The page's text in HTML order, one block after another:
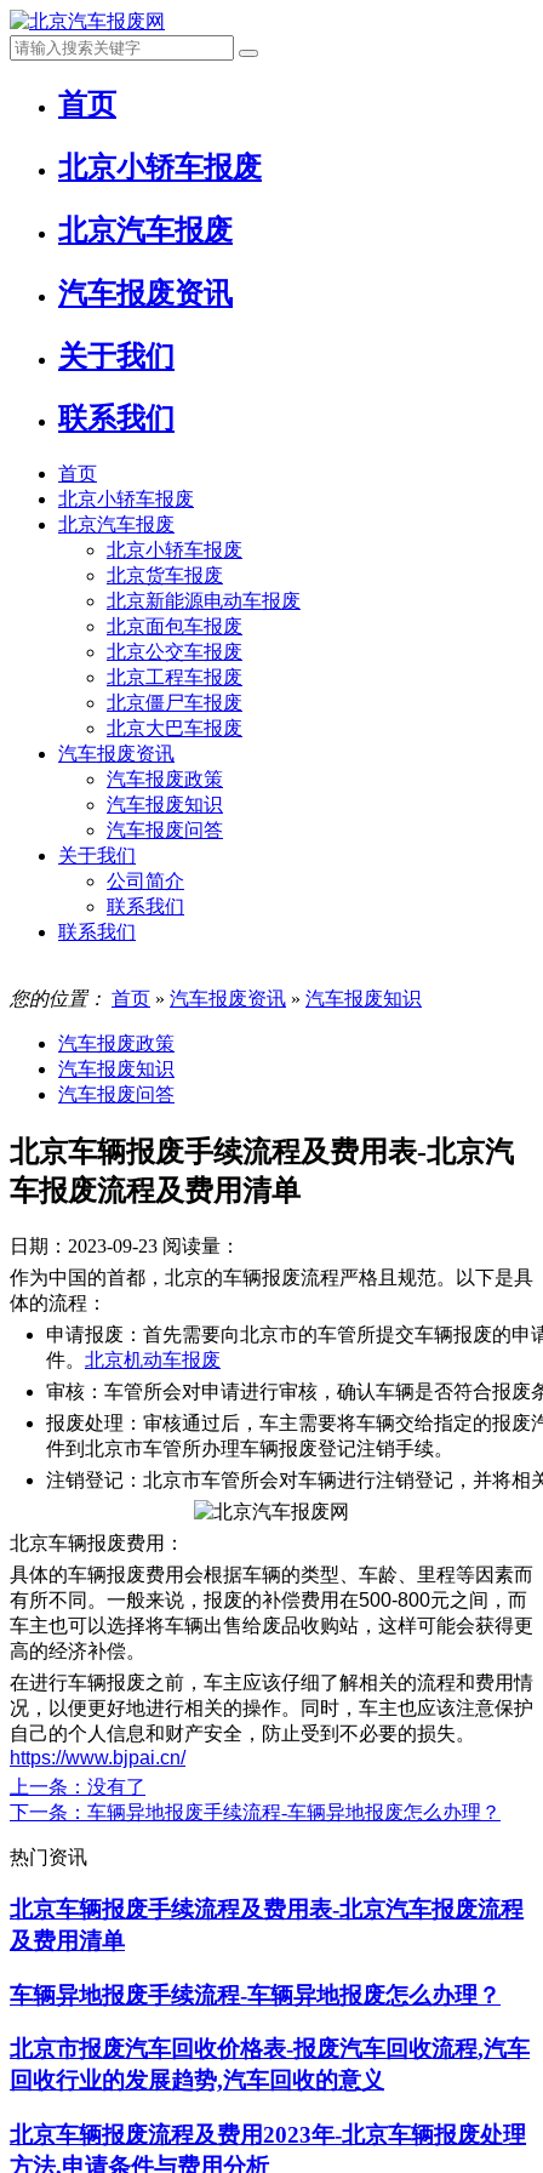
首页
北京小轿车报废
北京汽车报废
汽车报废资讯
关于我们
联系我们
首页
北京小轿车报废
北京汽车报废
北京小轿车报废
北京货车报废
北京新能源电动车报废
北京面包车报废
北京公交车报废
北京工程车报废
北京僵尸车报废
北京大巴车报废
汽车报废资讯
汽车报废政策
汽车报废知识
汽车报废问答
关于我们
公司简介
联系我们
联系我们
您的位置： 首页 » 汽车报废资讯 » 汽车报废知识
汽车报废政策
汽车报废知识
汽车报废问答
北京车辆报废手续流程及费用表-北京汽
车报废流程及费用清单
日期：2023-09-23 阅读量：
作为中国的首都，北京的车辆报废流程严格且规范。以下是具
体的流程：
申请报废：首先需要向北京市的车管所提交车辆报废的
件。 北京机动车报废
审核：车管所会对申请进行审核，确认车辆是否符合报废
报废处理：审核通过后，车主需要将车辆交给指定的报
件到北京市车管所办理车辆报废登记注销手续。
注销登记：北京市车管所会对车辆进行注销登记，并将相
北京车辆报废费用：
具体的车辆报废费用会根据车辆的类型、车龄、里程等因素而
有所不同。一般来说，报废的补偿费用在500-800元之间，而
车主也可以选择将车辆出售给废品收购站，这样可能会获得更
高的经济补偿。
在进行车辆报废之前，车主应该仔细了解相关的流程和费用情
况，以便更好地进行相关的操作。同时，车主也应该注意保护
自己的个人信息和财产安全，防止受到不必要的损失。
https://www.bjpai.cn/
上一条 ：没有了
下一条 ：车辆异地报废手续流程-车辆异地报废怎么办理？
热门资讯
北京车辆报废手续流程及费用表-北京汽车报废流程
及费用清单
车辆异地报废手续流程-车辆异地报废怎么办理？
北京市报废汽车回收价格表-报废汽车回收流程,汽车
回收行业的发展趋势,汽车回收的意义
北京车辆报废流程及费用2023年-北京车辆报废处理
方法,申请条件与费用分析